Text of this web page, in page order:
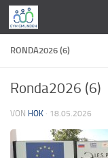
Zum Inhalt springen
RONDA2026 (6)
Ronda2026 (6)
VON HOK · 18.05.2026